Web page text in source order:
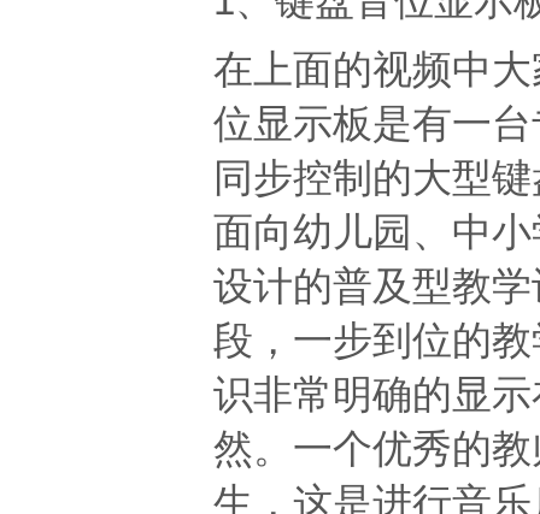
在上面的视频中
位显示板是有一
同步控制的大型
面向幼儿园、中
设计的普及型教
段，一步到位的
识非常明确的显示
然。一个优秀的
生，这是进行音